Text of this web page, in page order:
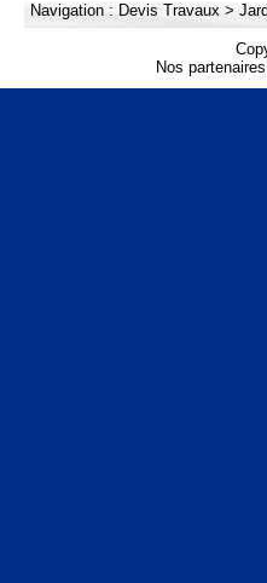
Navigation : Devis Travaux >
Nos